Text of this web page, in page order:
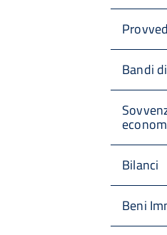
Bandi
Bilanci
Beni